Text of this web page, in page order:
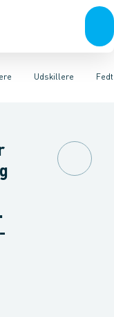
Tanke,
Udskillere
renseanlæg
udskillereSandfang